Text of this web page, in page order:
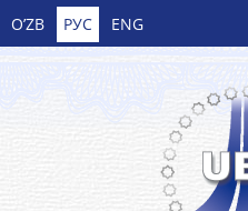
O’ZB РУС ENG